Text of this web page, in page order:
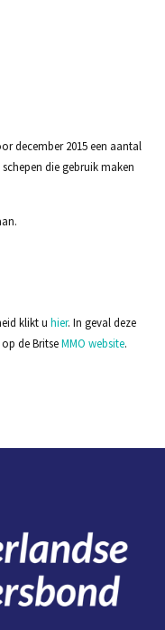
december 2015 een aantal
die gebruik maken
klikt u hier. In geval deze
de BritseMMO website.